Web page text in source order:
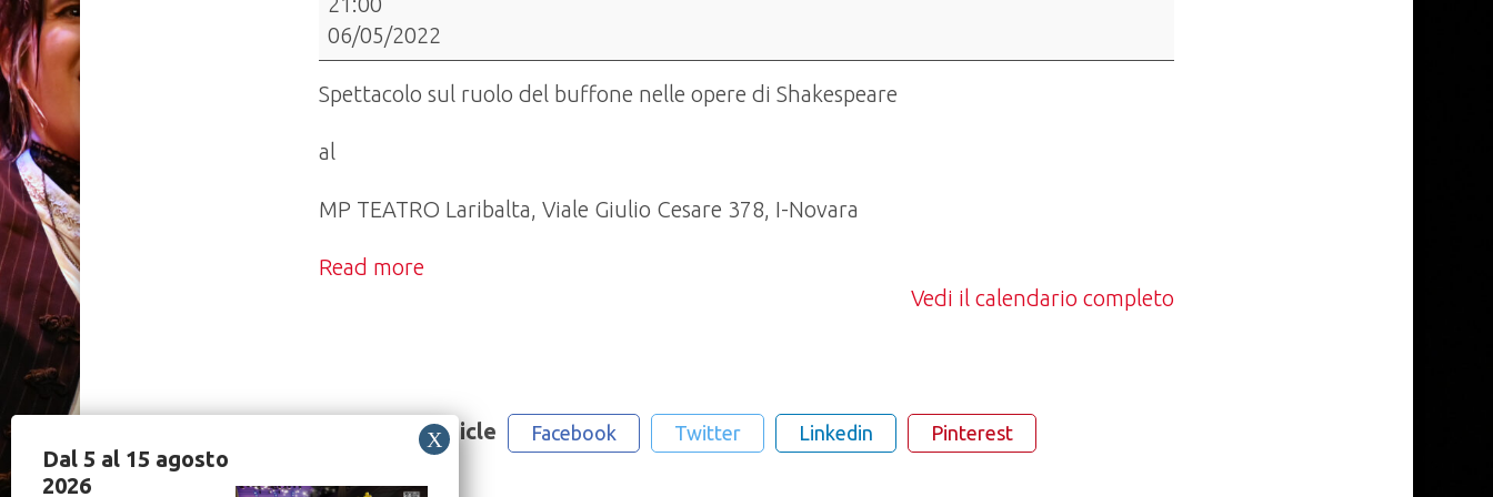
Paravento
in
trasferta
Novara
"Di
di
06/05/2022
Spettacolo sul ruolo del buffone nelle opere di Shakespeare
al
MP TEATRO Laribalta, Viale Giulio Cesare 378, I-Novara
Read more
Vedi il calendario completo
Share this article Facebook Twitter Linkedin Pinterest
Dal 5 al 15 agosto
2026